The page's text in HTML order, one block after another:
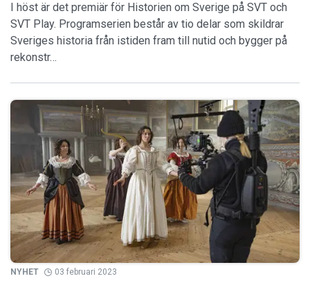
I höst är det premiär för Historien om Sverige på SVT och
SVT Play. Programserien består av tio delar som skildrar
Sveriges historia från istiden fram till nutid och bygger på
rekonstr…
NYHET 03 februari 2023